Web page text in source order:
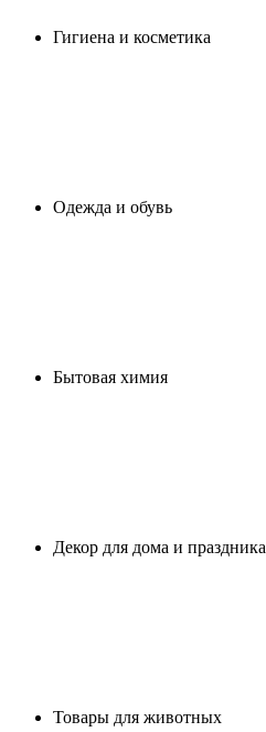
Гигиена и косметика
Одежда и обувь
Бытовая химия
Декор для дома и праздника
Товары для животных